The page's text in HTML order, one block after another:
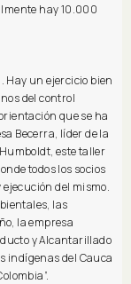
hay 10.000
Hay un ejercicio bien
del control
que se ha
Becerra, líder de la
este taller
todos los socios
del mismo.
las
la empresa
y Alcantarillado
indígenas del Cauca